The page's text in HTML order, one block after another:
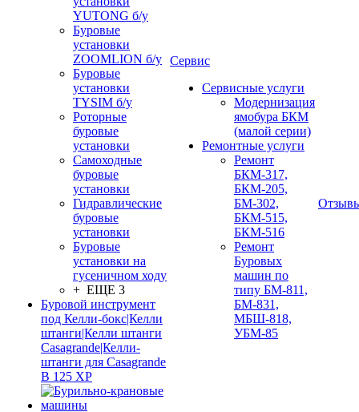
YUTONG б/у
Буровые
установки
ZOOMLION б/у
Буровые
установки
TYSIM б/у
Роторные
буровые
установки
Самоходные
буровые
установки
Гидравлические
буровые
установки
Буровые
установки на
гусеничном ходу
+ ЕЩЕ 3
Буровой инструмент
под Келли-бокс|Келли
штанги|Келли штанги
Casagrande|Келли-
штанги для Casagrande
B 125 XP
Сервис
Сервисные услуги
Модернизация
ямобура БКМ
(малой серии)
Ремонтные услуги
Ремонт
БКМ-317,
БКМ-205,
БМ-302,
БКМ-515,
БКМ-516
Ремонт
Буровых
машин по
типу БМ-811,
БМ-831,
МБШ-818,
УБМ-85